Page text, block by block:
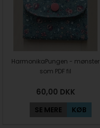
HarmonikaPungen - mønster
som PDF fil
60,00 DKK
SE MERE KØB